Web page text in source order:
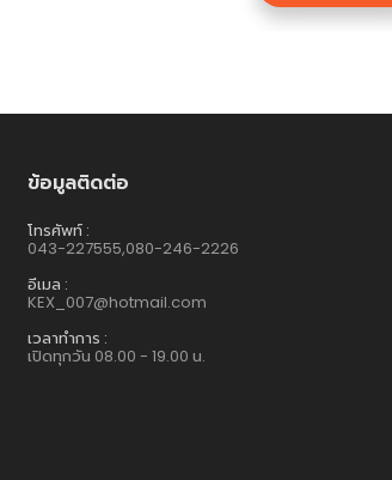
ข้อมูลติดต่อ
โทรศัพท์ :
043-227555,080-246-2226
อีเมล :
KEX_007@hotmail.com
เวลาทำการ :
เปิดทุกวัน 08.00 - 19.00 น.